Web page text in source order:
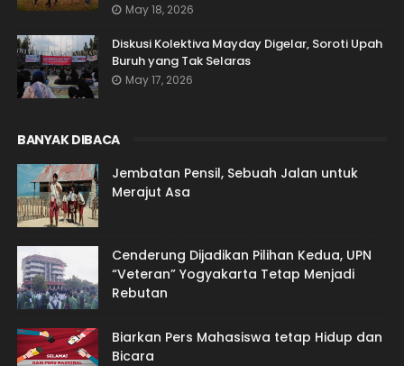
May 18, 2026
Diskusi Kolektiva Mayday Digelar, Soroti Upah
Buruh yang Tak Selaras
May 17, 2026
BANYAK DIBACA
Jembatan Pensil, Sebuah Jalan untuk
Merajut Asa
Cenderung Dijadikan Pilihan Kedua, UPN
“Veteran” Yogyakarta Tetap Menjadi
Rebutan
Biarkan Pers Mahasiswa tetap Hidup dan
Bicara